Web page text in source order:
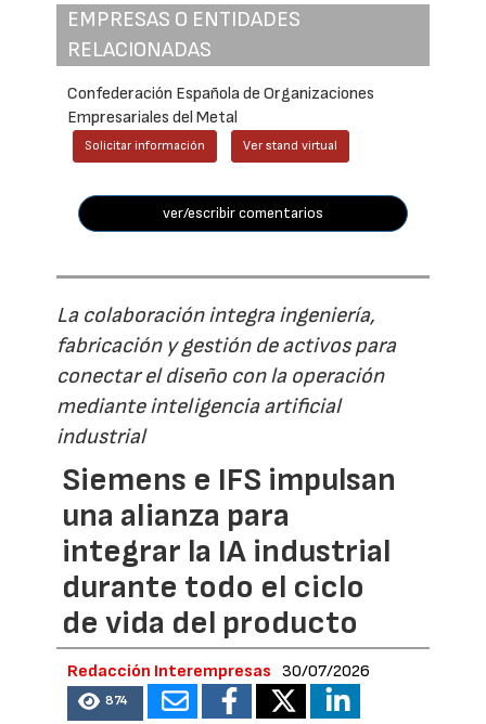
EMPRESAS O ENTIDADES
RELACIONADAS
Confederación Española de Organizaciones
Empresariales del Metal
Solicitar información Ver stand virtual
ver/escribir comentarios
La colaboración integra ingeniería,
fabricación y gestión de activos para
conectar el diseño con la operación
mediante inteligencia artificial
industrial
Siemens e IFS impulsan
una alianza para
integrar la IA industrial
durante todo el ciclo
de vida del producto
Redacción Interempresas 30/07/2026
874